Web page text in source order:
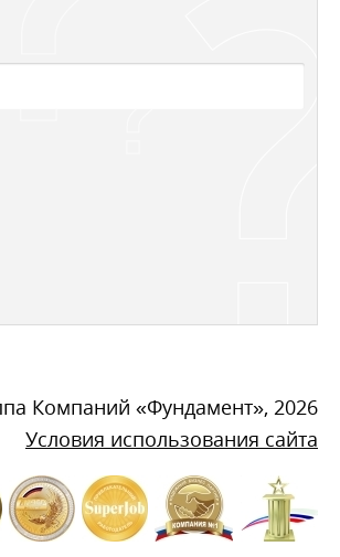
Компаний «Фундамент», 2026
Условия использования сайта